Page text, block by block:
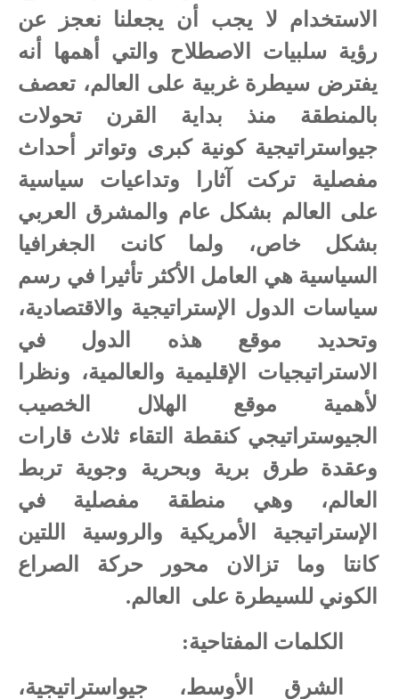
الاستخدام لا يجب أن يجعلنا نعجز عن
رؤية سلبيات الاصطلاح والتي أهمها أنه
يفترض سيطرة غربية على العالم، تعصف
بالمنطقة منذ بداية القرن تحولات
جيواستراتيجية كونية كبرى وتواتر أحداث
مفصلية تركت آثارا وتداعيات سياسية
على العالم بشكل عام والمشرق العربي
بشكل خاص، ولما كانت الجغرافيا
السياسية هي العامل الأكثر تأثيرا في رسم
سياسات الدول الإستراتيجية والاقتصادية،
وتحديد موقع هذه الدول في
الاستراتيجيات الإقليمية والعالمية، ونظرا
لأهمية موقع الهلال الخصيب
الجيوستراتيجي كنقطة التقاء ثلاث قارات
وعقدة طرق برية وبحرية وجوية تربط
العالم، وهي منطقة مفصلية في
الإستراتيجية الأمريكية والروسية اللتين
كانتا وما تزالان محور حركة الصراع
الكوني للسيطرة على
العالم.
الكلمات المفتاحية:
الشرق الأوسط، جيواستراتيجية،